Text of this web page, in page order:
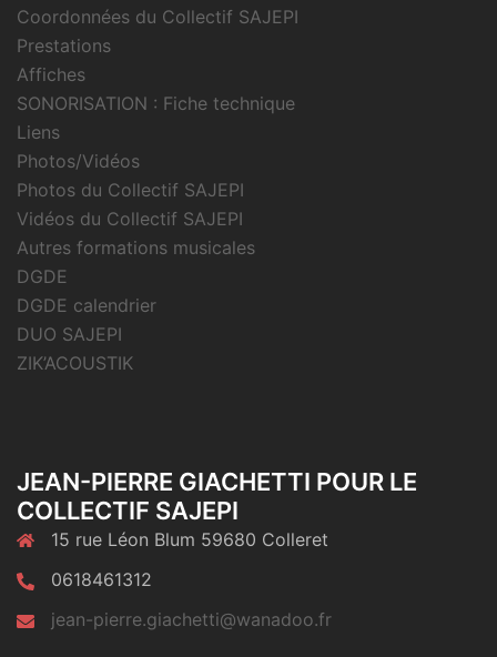
Coordonnées du Collectif SAJEPI
Prestations
Affiches
SONORISATION : Fiche technique
Liens
Photos/Vidéos
Photos du Collectif SAJEPI
Vidéos du Collectif SAJEPI
Autres formations musicales
DGDE
DGDE calendrier
DUO SAJEPI
ZIK’ACOUSTIK
JEAN-PIERRE GIACHETTI POUR LE
COLLECTIF SAJEPI
15 rue Léon Blum 59680 Colleret
0618461312
jean-pierre.giachetti@wanadoo.fr